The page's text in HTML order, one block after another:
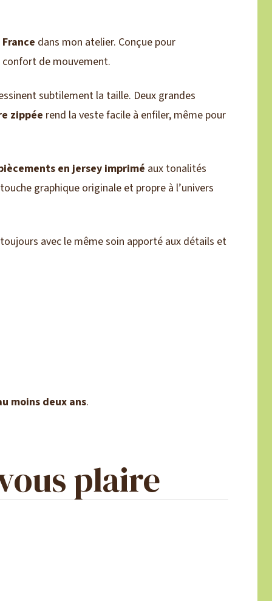
dans mon atelier. Conçue pour
de mouvement.
subtilement la taille. Deux grandes
zippée rend la veste facile à enfiler, même pour
en jersey imprimé aux tonalités
graphique originale et propre à l’univers
avec le même soin apporté aux détails et
moins deux ans.
plaire